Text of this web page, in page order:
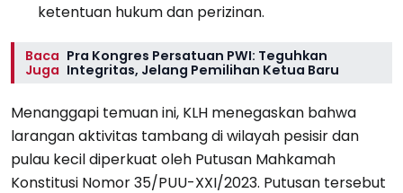
ketentuan hukum dan perizinan.
Baca
Juga
Pra Kongres Persatuan PWI: Teguhkan
Integritas, Jelang Pemilihan Ketua Baru
Menanggapi temuan ini, KLH menegaskan bahwa
larangan aktivitas tambang di wilayah pesisir dan
pulau kecil diperkuat oleh Putusan Mahkamah
Konstitusi Nomor 35/PUU-XXI/2023. Putusan tersebut